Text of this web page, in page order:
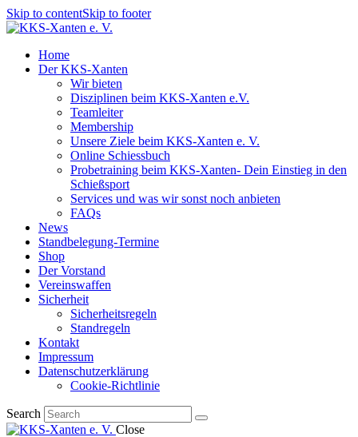
Skip to contentSkip to footer
Home
Der KKS-Xanten
Wir bieten
Disziplinen beim KKS-Xanten e.V.
Teamleiter
Membership
Unsere Ziele beim KKS-Xanten e. V.
Online Schiessbuch
Probetraining beim KKS-Xanten- Dein Einstieg in den
Schießsport
Services und was wir sonst noch anbieten
FAQs
News
Standbelegung-Termine
Shop
Der Vorstand
Vereinswaffen
Sicherheit
Sicherheitsregeln
Standregeln
Kontakt
Impressum
Datenschutzerklärung
Cookie-Richtlinie
Search
Close